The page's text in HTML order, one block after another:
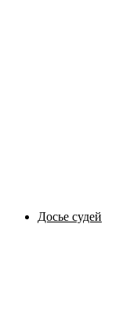
Досье судей